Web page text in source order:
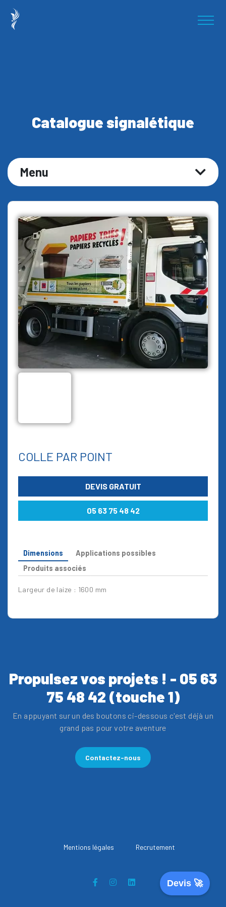
Catalogue signalétique
Menu
COLLE PAR POINT
DEVIS GRATUIT
05 63 75 48 42
Dimensions
Applications possibles
Produits associés
Largeur de laize : 1600 mm
Propulsez vos projets ! - 05 63
75 48 42 (touche 1)
En appuyant sur un des boutons ci-dessous c'est déjà un
grand pas pour votre aventure
Contactez-nous
Mentions légales Recrutement
Devis 🚀